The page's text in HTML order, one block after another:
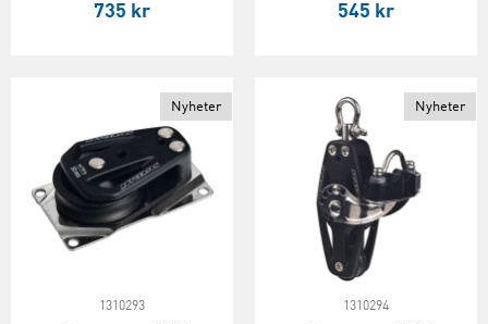
735 kr 545 kr
Nyheter
1310293
Nyheter
1310294